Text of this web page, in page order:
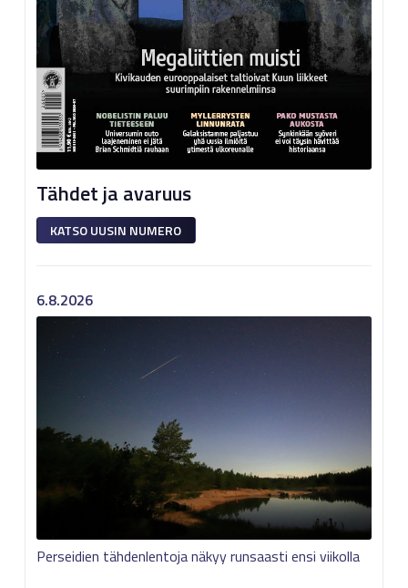
Tähdet ja avaruus
KATSO UUSIN NUMERO
6.8.2026
Perseidien tähdenlentoja näkyy runsaasti ensi viikolla